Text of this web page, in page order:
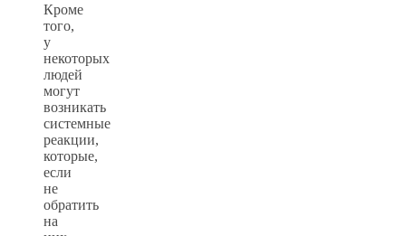
Кроме
того,
у
некоторых
людей
могут
возникать
системные
реакции,
которые,
если
не
обратить
на